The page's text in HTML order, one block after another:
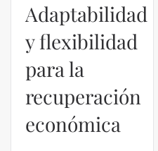
Adaptabilidad
y flexibilidad
para la
recuperación
económica